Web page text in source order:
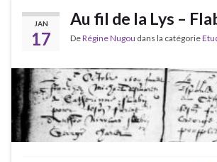
JAN
17
Au fil de la Lys –
DeRégine Nugou dans la catégorie